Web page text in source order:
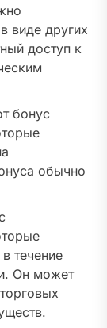
виде других
доступ к
бонус
обычно
течение
Он может